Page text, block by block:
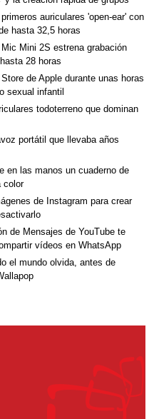
auriculares 'open-ear' con
hasta 32,5 horas
Mini 2S estrena grabación
28 horas
de Apple durante unas horas
sexual infantil
todoterreno que dominan
portátil que llevaba años
en las manos un cuaderno de
color
de Instagram para crear
de Mensajes de YouTube te
vídeos en WhatsApp
el mundo olvida, antes de